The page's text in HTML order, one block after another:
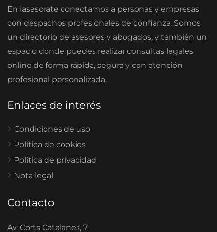
En iasesorate conectamos a personas y empresas
con despachos profesionales de confianza. Somos
un directorio de asesores y abogados, y también un
espacio donde puedes realizar consultas legales
online de forma rápida, segura y con atención
profesional personalizada.
Enlaces de interés
Condiciones de uso
Política de cookies
Política de privacidad
Nota legal
Contacto
Av. Corts Catalanes, 7